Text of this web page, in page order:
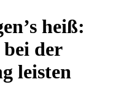
heiß:
der
leisten